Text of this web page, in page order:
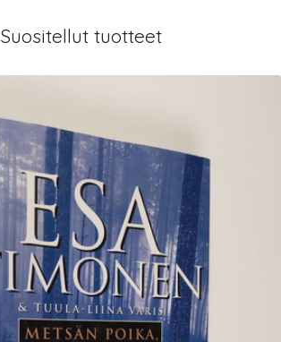
Suositellut tuotteet